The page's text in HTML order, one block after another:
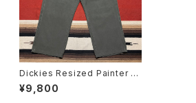
Dickies Resized Painter P
ants size 実寸W33
¥9,800